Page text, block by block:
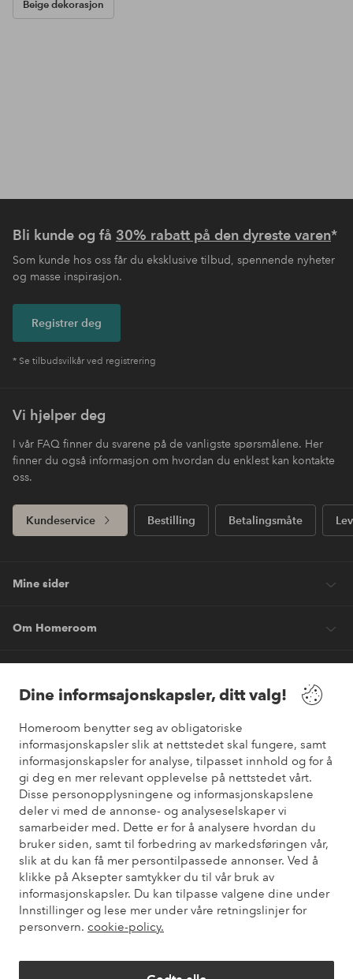
Dine informsajonskapsler, ditt valg!
Homeroom benytter seg av obligatoriske
informasjonskapsler slik at nettstedet skal fungere, samt
informasjonskapsler for analyse, tilpasset innhold og for å
gi deg en mer relevant opplevelse på nettstedet vårt.
Disse personopplysningene og informasjonskapslene
deler vi med de annonse- og analyseselskaper vi
samarbeider med. Dette er for å analysere hvordan du
bruker siden, samt til forbedring av markedsføringen vår,
slik at du kan få mer persontilpassede annonser. Ved å
klikke på Aksepter samtykker du til vår bruk av
informasjonskapsler. Du kan tilpasse valgene dine under
Innstillinger og lese mer under våre retningslinjer for
personvern. cookie-policy.
Beige dekorasjon
Bli kunde og få 30% rabatt på den dyreste varen*
Som kunde hos oss får du eksklusive tilbud, spennende nyheter
og masse inspirasjon.
Registrer deg
* Se tilbudsvilkår ved registrering
Vi hjelper deg
I vår FAQ finner du svarene på de vanligste spørsmålene. Her
finner du også informasjon om hvordan du enklest kan kontakte
oss.
Kundeservice Bestilling Betalingsmåte
Mine sider
Om Homeroom
Venner
Sikre betalinger
Vil du vite mer om våre betalingsalternativer?
elpy